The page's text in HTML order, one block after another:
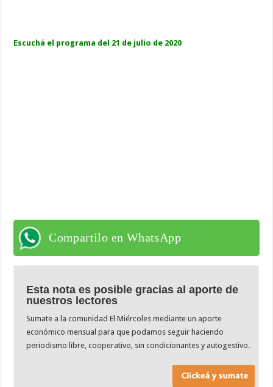
Escuchá el programa del 21 de julio de 2020
Compartilo en WhatsApp
Esta nota es posible gracias al aporte de
nuestros lectores
Sumate a la comunidad El Miércoles mediante un aporte
económico mensual para que podamos seguir haciendo
periodismo libre, cooperativo, sin condicionantes y autogestivo.